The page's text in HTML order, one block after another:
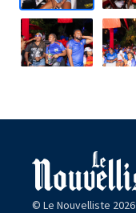
© Le Nouvelliste 2026